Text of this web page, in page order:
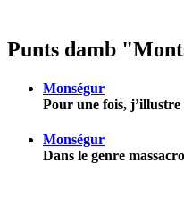
Punts damb
Monségur
Pour une fois,
Monségur
Dans le genre